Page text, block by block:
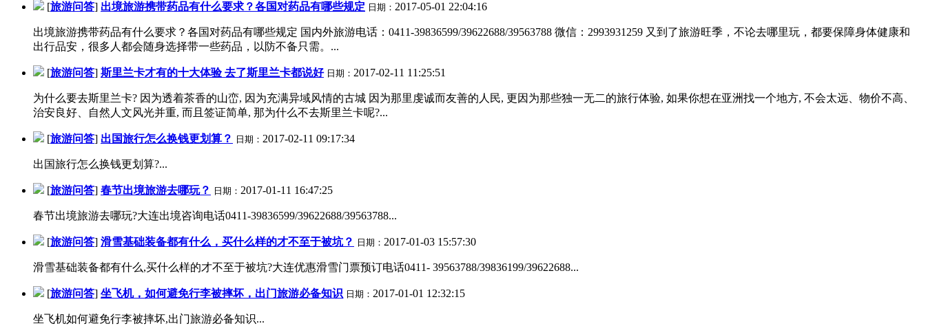
[旅游问答] 出境旅游携带药品有什么要求？各国对药品有哪些规定 日期： 2017-05-01 22:04:16
出境旅游携带药品有什么要求？各国对药品有哪些规定 国内外旅游电话：0411-39836599/39622688/39563788 微信：2993931259 又到了旅游旺季，不论去哪里玩，都要保障身体健康和
出行品安，很多人都会随身选择带一些药品，以防不备只需。...
[旅游问答] 斯里兰卡才有的十大体验 去了斯里兰卡都说好 日期： 2017-02-11 11:25:51
为什么要去斯里兰卡? 因为透着茶香的山峦, 因为充满异域风情的古城 因为那里虔诚而友善的人民, 更因为那些独一无二的旅行体验, 如果你想在亚洲找一个地方, 不会太远、物价不高、
治安良好、自然人文风光并重, 而且签证简单, 那为什么不去斯里兰卡呢?...
[旅游问答] 出国旅行怎么换钱更划算？ 日期： 2017-02-11 09:17:34
出国旅行怎么换钱更划算?...
[旅游问答] 春节出境旅游去哪玩？ 日期： 2017-01-11 16:47:25
春节出境旅游去哪玩?大连出境咨询电话0411-39836599/39622688/39563788...
[旅游问答] 滑雪基础装备都有什么，买什么样的才不至于被坑？ 日期： 2017-01-03 15:57:30
滑雪基础装备都有什么,买什么样的才不至于被坑?大连优惠滑雪门票预订电话0411- 39563788/39836199/39622688...
[旅游问答] 坐飞机，如何避免行李被摔坏，出门旅游必备知识 日期： 2017-01-01 12:32:15
坐飞机如何避免行李被摔坏,出门旅游必备知识...